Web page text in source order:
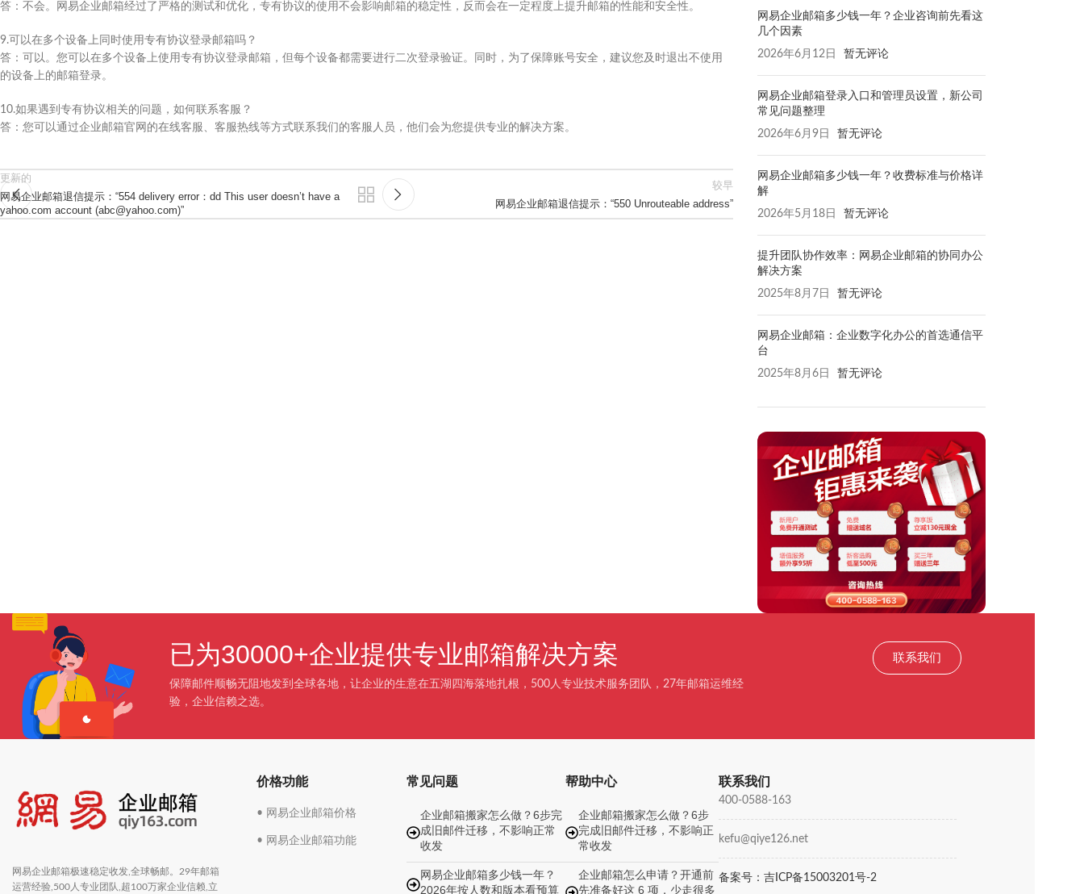
答：不会。网易企业邮箱经过了严格的测试和优化，专有协议的使用不会影响邮箱的稳定性，反而会在一定程度上提升邮箱的性能和安全性。
9.可以在多个设备上同时使用专有协议登录邮箱吗？
答：可以。您可以在多个设备上使用专有协议登录邮箱，但每个设备都需要进行二次登录验证。同时，为了保障账号安全，建议您及时退出不使用
的设备上的邮箱登录。
10.如果遇到专有协议相关的问题，如何联系客服？
答：您可以通过企业邮箱官网的在线客服、客服热线等方式联系我们的客服人员，他们会为您提供专业的解决方案。
更新的
网易企业邮箱退信提示：“554 delivery error：dd This user doesn’t have a
yahoo.com account (abc@yahoo.com)”
较早
网易企业邮箱退信提示：“550 Unrouteable address”
网易企业邮箱多少钱一年？企业咨询前先看这
几个因素
2026年6月12日 暂无评论
网易企业邮箱登录入口和管理员设置，新公司
常见问题整理
2026年6月9日 暂无评论
网易企业邮箱多少钱一年？收费标准与价格详
解
2026年5月18日 暂无评论
提升团队协作效率：网易企业邮箱的协同办公
解决方案
2025年8月7日 暂无评论
网易企业邮箱：企业数字化办公的首选通信平
台
2025年8月6日 暂无评论
已为30000+企业提供专业邮箱解决方案
保障邮件顺畅无阻地发到全球各地，让企业的生意在五湖四海落地扎根，500人专业技术服务团队，27年邮箱运维经
验，企业信赖之选。
联系我们
网易企业邮箱极速稳定收发,全球畅邮。29年邮箱
运营经验,500人专业团队,超100万家企业信赖,立
价格功能
• 网易企业邮箱价格
• 网易企业邮箱功能
常见问题
企业邮箱搬家怎么做？6步完
成旧邮件迁移，不影响正常
收发
网易企业邮箱多少钱一年？
2026年按人数和版本看预算
帮助中心
企业邮箱搬家怎么做？6步
完成旧邮件迁移，不影响正
常收发
企业邮箱怎么申请？开通前
先准备好这 6 项，少走很多
联系我们
400-0588-163
kefu@qiye126.net
备案号：吉ICP备15003201号-2